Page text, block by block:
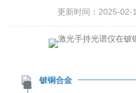
更新时间：2025-
铍铜合金